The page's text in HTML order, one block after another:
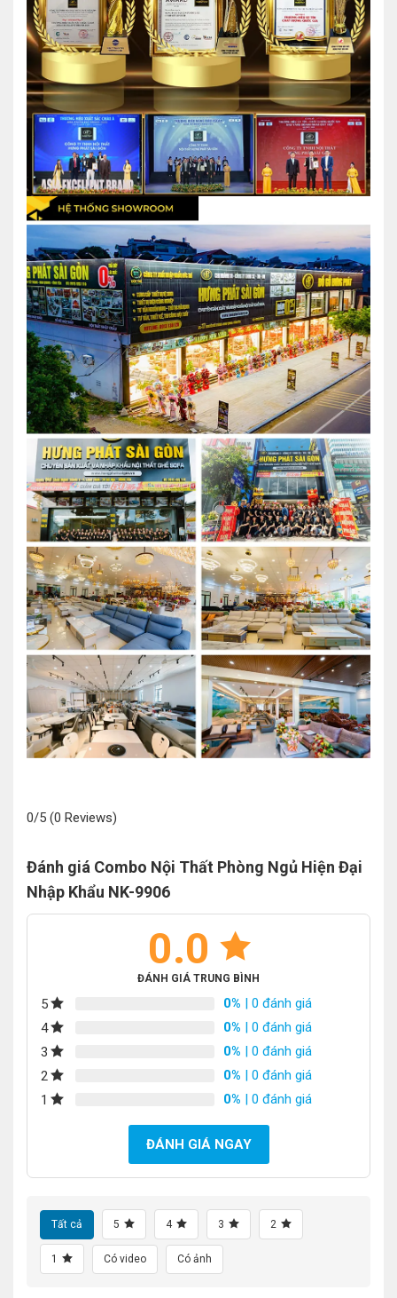
0/5 (0 Reviews)
Đánh giá Combo Nội Thất Phòng Ngủ Hiện Đại
Nhập Khẩu NK-9906
0.0
ĐÁNH GIÁ TRUNG BÌNH
5 0% | 0 đánh giá
4
0% | 0 đánh giá
3
0% | 0 đánh giá
2
0% | 0 đánh giá
1
0% | 0 đánh giá
ĐÁNH GIÁ NGAY
Tất cả 5 4 3 2
1 Có video Có ảnh